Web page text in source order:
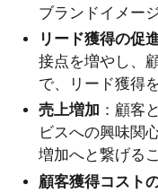
ブランドイメー
リード獲得の促
接点を増やし、
で、リード獲得
売上増加 ：顧客
ビスへの興味関
増加へと繋げる
顧客獲得コスト